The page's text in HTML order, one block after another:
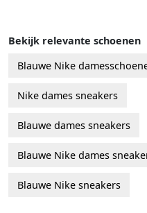
Bekijk relevante schoenen
Blauwe Nike
Nike dames sneakers
Blauwe dames sneakers
Blauwe Nike dames
Blauwe Nike sneakers